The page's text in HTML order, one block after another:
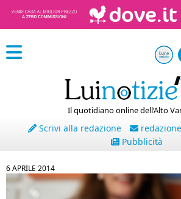
Il quotidiano online dell’Alto
Scrivi alla redazione
Pubblicità
6 APRILE 2014